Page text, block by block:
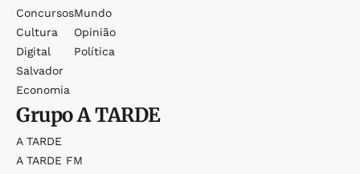
Concursos
Cultura
Digital
Salvador
Economia
Mundo
Opinião
Política
GrupoA TARDE
A TARDE
A TARDE FM